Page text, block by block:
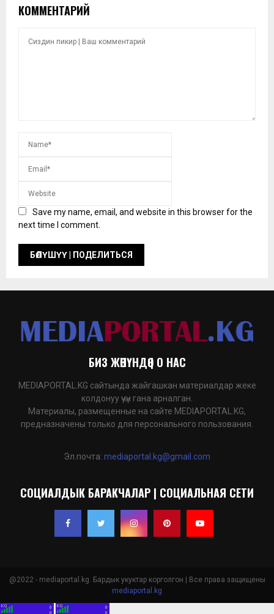
КОММЕНТАРИЙ
Save my name, email, and website in this browser for the
next time I comment.
БИЗ ЖӨНҮНДӨ | О НАС
MEDIAPORTAL.KG сайтында жайгашкан материалдар жеке
колдонуу үчүн гана арналган.
Материалы, размещенные на сайте MEDIAPORTAL.KG,
предназначены только для персонального пользования.
Эл.почта: mediaportal.kg@gmail.com
СОЦИАЛДЫК БАРАКЧАЛАР | СОЦИАЛЬНАЯ СЕТИ
@2022 - mediaportal.kg. Бардык укуктар корголгон | Все права защищены
mediaportal.kg